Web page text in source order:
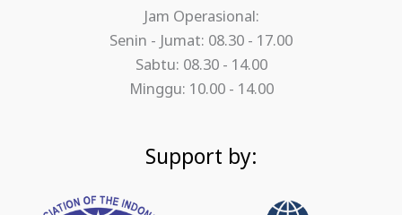
Jam Operasional:
Senin - Jumat: 08.30 - 17.00
Sabtu: 08.30 - 14.00
Minggu: 10.00 - 14.00
Support by: